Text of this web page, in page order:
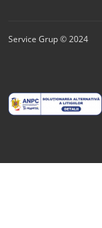
Service Grup © 2024